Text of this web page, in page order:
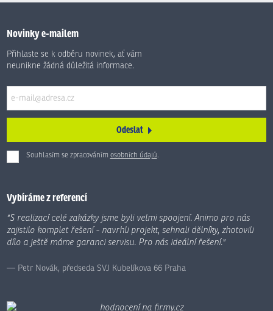
Novinky e-mailem
Přihlaste se k odběru novinek, ať vám
neunikne žádná důležitá informace.
Odeslat
Souhlasím se zpracováním osobních údajů
Formulář
nepodařilo
odeslat.
Vybíráme z referencí
"S realizací celé zakázky jsme byli velmi spoojení. Animo pro nás
zajistilo komplet řešení - navrhli projekt, sehnali dělníky, zhotovili
dílo a ještě máme garanci servisu. Pro nás ideální řešení."
Petr Novák, předseda SVJ Kubelíkova 66 Praha